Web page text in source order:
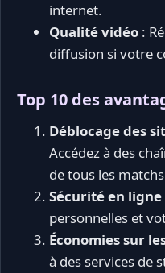
internet.
Qualité vidéo :
diffusion si votre
Top 10 des
Déblocage des
Accédez à des
de tous les
Sécurité en ligne
personnelles et
Économies sur
à des services de